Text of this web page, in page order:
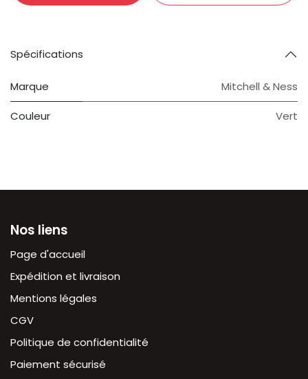
Spécifications
Marque Mitchell & Ness
Couleur Vert
Nos liens
Page d'accueil
Expédition et livraison
Mentions légales
CGV
Politique de confidentialité
Paiement sécurisé